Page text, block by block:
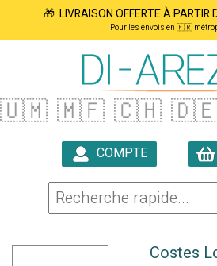
🎁 LIVRAISON OFFERTE À PARTIR
Pour les envois en 🇫🇷
🇺🇲 🇲🇫 🇨🇭
COMPTE
Costes